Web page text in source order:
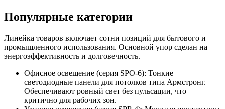
Популярные категории
Линейка товаров включает сотни позиций для бытового и
промышленного использования. Основной упор сделан на
энергоэффективность и долговечность.
Офисное освещение (серия SPO-6): Тонкие
светодиодные панели для потолков типа Армстронг.
Обеспечивают ровный свет без пульсации, что
критично для рабочих зон.